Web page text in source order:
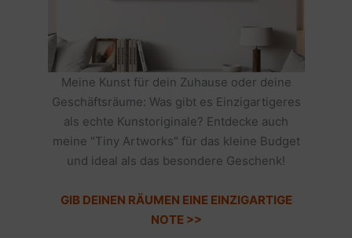
Meine Kunst für dein Zuhause oder deine
Geschäftsräume: Was gibt es Einzigartigeres
als echte Kunstoriginale? Entdecke auch
meine "Tiny Artworks" für das kleine Budget
und ideal als das besondere Geschenk!
GIB DEINEN RÄUMEN EINE EINZIGARTIGE
NOTE >>